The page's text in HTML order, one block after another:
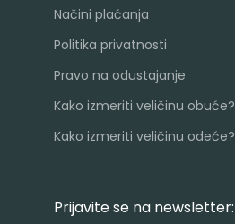
Načini plaćanja
Politika privatnosti
Pravo na odustajanje
Kako izmeriti veličinu obuće?
Kako izmeriti veličinu odeće?
Prijavite se na newsletter: